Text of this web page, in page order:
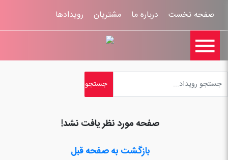
صفحه نخست درباره ما مشتریان رویدادها
ثبت شکایات راهنمای سایت
تماس با ما

صفحه مورد نظر یافت نشد!
بازگشت به صفحه قبل